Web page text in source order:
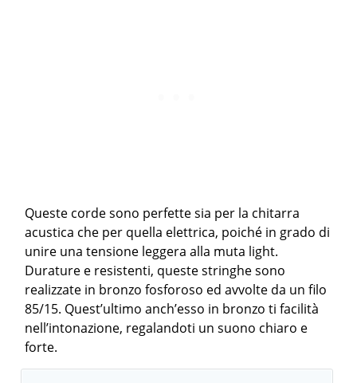
Queste corde sono perfette sia per la chitarra
acustica che per quella elettrica, poiché in grado di
unire una tensione leggera alla muta light.
Durature e resistenti, queste stringhe sono
realizzate in bronzo fosforoso ed avvolte da un filo
85/15. Quest’ultimo anch’esso in bronzo ti facilità
nell’intonazione, regalandoti un suono chiaro e
forte.